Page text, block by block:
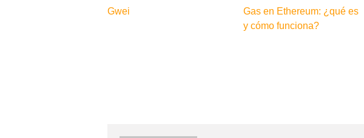
Gwei
Gas en Ethereum: ¿qué es
y cómo funciona?